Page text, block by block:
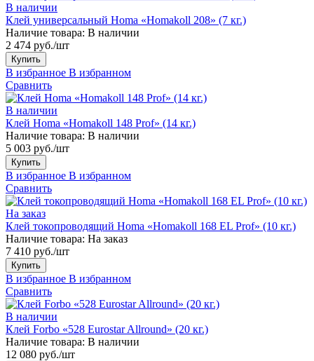
В наличии
Клей универсальный Homa «Homakoll 208» (7 кг.)
Наличие товара: В наличии
2 474 руб./шт
Купить
В избранное В избранном
Сравнить
В наличии
Клей Homa «Homakoll 148 Prof» (14 кг.)
Наличие товара: В наличии
5 003 руб./шт
Купить
В избранное В избранном
Сравнить
На заказ
Клей токопроводящий Homa «Homakoll 168 EL Prof» (10 кг.)
Наличие товара: На заказ
7 410 руб./шт
Купить
В избранное В избранном
Сравнить
В наличии
Клей Forbo «528 Eurostar Allround» (20 кг.)
Наличие товара: В наличии
12 080 руб./шт